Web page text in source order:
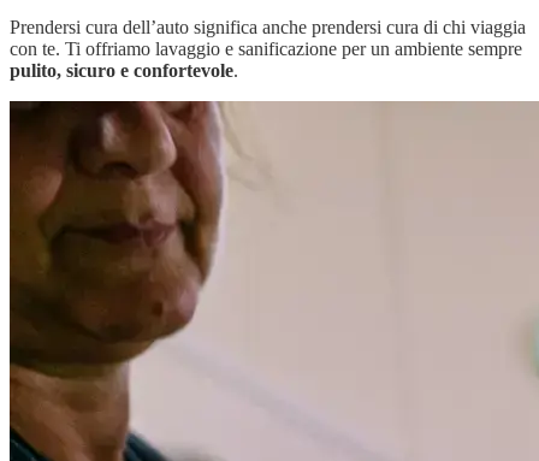
Prendersi cura dell’auto significa anche prendersi cura di chi viaggia
con te. Ti offriamo lavaggio e sanificazione per un ambiente sempre
pulito, sicuro e confortevole.